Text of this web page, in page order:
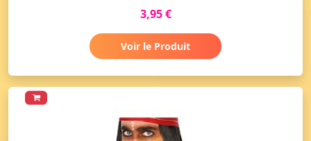
3,95 €
Voir le Produit